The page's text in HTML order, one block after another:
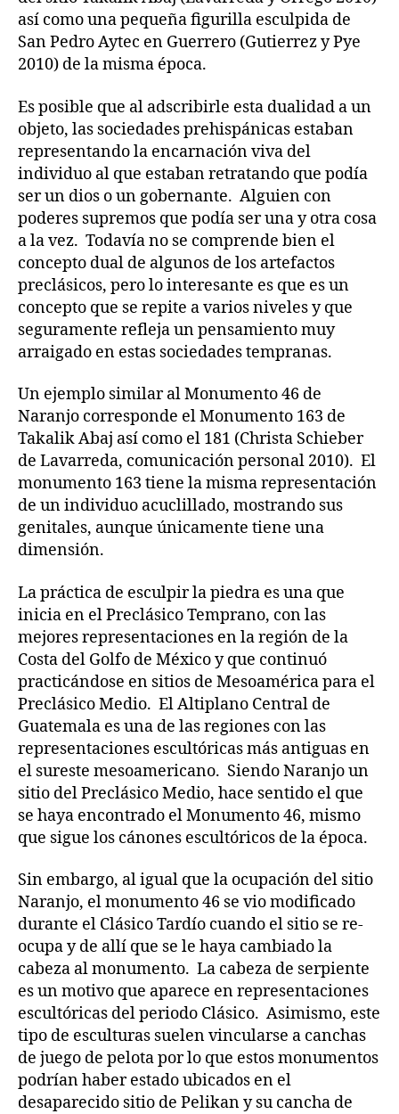
así como una pequeña figurilla esculpida de
San Pedro Aytec en Guerrero (Gutierrez y Pye
2010) de la misma época.
Es posible que al adscribirle esta dualidad a un
objeto, las sociedades prehispánicas estaban
representando la encarnación viva del
individuo al que estaban retratando que podía
ser un dios o un gobernante. Alguien con
poderes supremos que podía ser una y otra cosa
a la vez. Todavía no se comprende bien el
concepto dual de algunos de los artefactos
preclásicos, pero lo interesante es que es un
concepto que se repite a varios niveles y que
seguramente refleja un pensamiento muy
arraigado en estas sociedades tempranas.
Un ejemplo similar al Monumento 46 de
Naranjo corresponde el Monumento 163 de
Takalik Abaj así como el 181 (Christa Schieber
de Lavarreda, comunicación personal 2010). El
monumento 163 tiene la misma representación
de un individuo acuclillado, mostrando sus
genitales, aunque únicamente tiene una
dimensión.
La práctica de esculpir la piedra es una que
inicia en el Preclásico Temprano, con las
mejores representaciones en la región de la
Costa del Golfo de México y que continuó
practicándose en sitios de Mesoamérica para el
Preclásico Medio. El Altiplano Central de
Guatemala es una de las regiones con las
representaciones escultóricas más antiguas en
el sureste mesoamericano. Siendo Naranjo un
sitio del Preclásico Medio, hace sentido el que
se haya encontrado el Monumento 46, mismo
que sigue los cánones escultóricos de la época.
Sin embargo, al igual que la ocupación del sitio
Naranjo, el monumento 46 se vio modificado
durante el Clásico Tardío cuando el sitio se re-
ocupa y de allí que se le haya cambiado la
cabeza al monumento. La cabeza de serpiente
es un motivo que aparece en representaciones
escultóricas del periodo Clásico. Asimismo, este
tipo de esculturas suelen vincularse a canchas
de juego de pelota por lo que estos monumentos
podrían haber estado ubicados en el
desaparecido sitio de Pelikan y su cancha de